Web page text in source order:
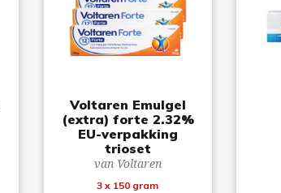
Voltaren Emulgel
(extra) forte 2.32%
EU-verpakking
trioset
van Voltaren
3 x 150 gram